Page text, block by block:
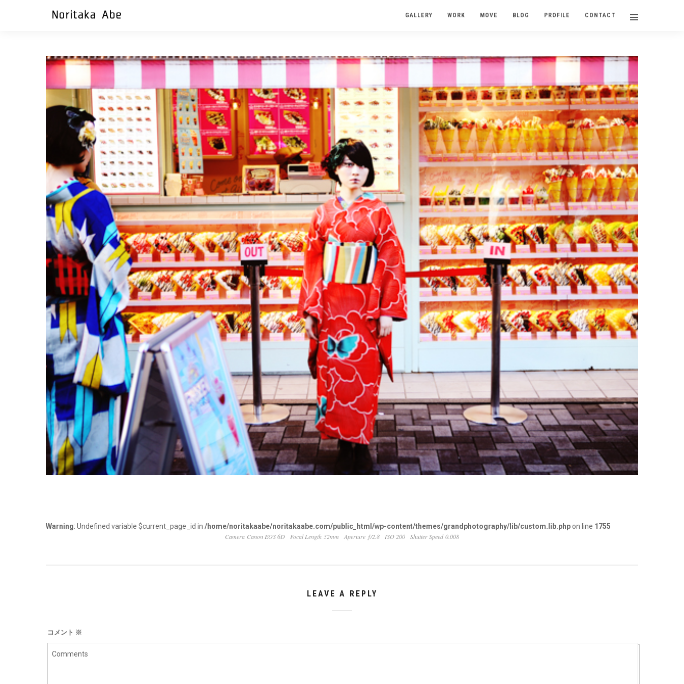
GALLERY WORK MOVE BLOG PROFILE CONTACT
Warning: Undefined variable $current_page_id in /home/noritakaabe/noritakaabe.com/public_html/wp-content/themes/grandphotography/lib/custom.lib.phpon line 1755
Camera Canon EOS 6D
Focal Length 52mm Aperture ƒ/2.8 ISO 200 Shutter Speed 0.008
LEAVE A REPLY
コメント ※